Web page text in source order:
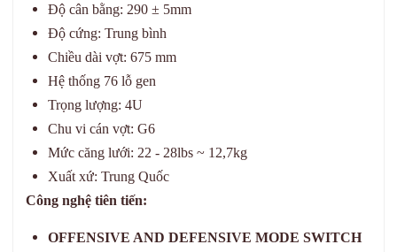
Độ cân bằng: 290 ± 5mm
Độ cứng: Trung bình
Chiều dài vợt: 675 mm
Hệ thống 76 lỗ gen
Trọng lượng: 4U
Chu vi cán vợt: G6
Mức căng lưới: 22 - 28lbs ~ 12,7kg
Xuất xứ: Trung Quốc
Công nghệ tiên tiến:
OFFENSIVE AND DEFENSIVE MODE SWITCH